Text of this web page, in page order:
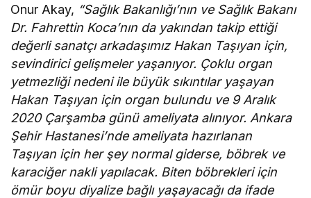
Onur Akay, “Sağlık Bakanlığı’nın ve Sağlık Bakanı
Dr. Fahrettin Koca’nın da yakından takip ettiği
değerli sanatçı arkadaşımız Hakan Taşıyan için,
sevindirici gelişmeler yaşanıyor. Çoklu organ
yetmezliği nedeni ile büyük sıkıntılar yaşayan
Hakan Taşıyan için organ bulundu ve 9 Aralık
2020 Çarşamba günü ameliyata alınıyor. Ankara
Şehir Hastanesi’nde ameliyata hazırlanan
Taşıyan için her şey normal giderse, böbrek ve
karaciğer nakli yapılacak. Biten böbrekleri için
ömür boyu diyalize bağlı yaşayacağı da ifade